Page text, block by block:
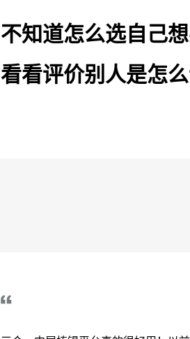
不知道怎么选自己想
看看评价别人是怎么